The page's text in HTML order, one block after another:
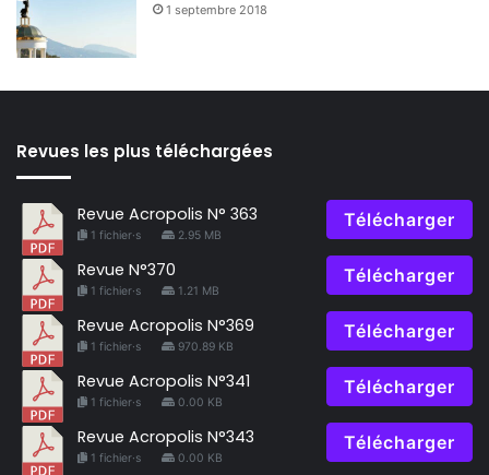
1 septembre 2018
Revues les plus téléchargées
Revue Acropolis N° 363
1 fichier·s 2.95 MB
Télécharger
Revue N°370
1 fichier·s 1.21 MB
Télécharger
Revue Acropolis N°369
1 fichier·s 970.89 KB
Télécharger
Revue Acropolis N°341
1 fichier·s 0.00 KB
Télécharger
Revue Acropolis N°343
1 fichier·s 0.00 KB
Télécharger